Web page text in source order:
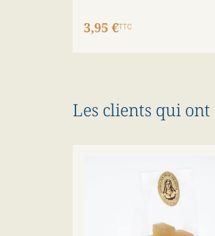
3,95 €TTC
Les clients qui